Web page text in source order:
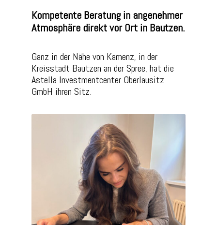
Kompetente Beratung in angenehmer
Atmosphäre direkt vor Ort in Bautzen.
Ganz in der Nähe von Kamenz, in der
Kreisstadt Bautzen an der Spree, hat die
Astella Investmentcenter Oberlausitz
GmbH ihren Sitz.